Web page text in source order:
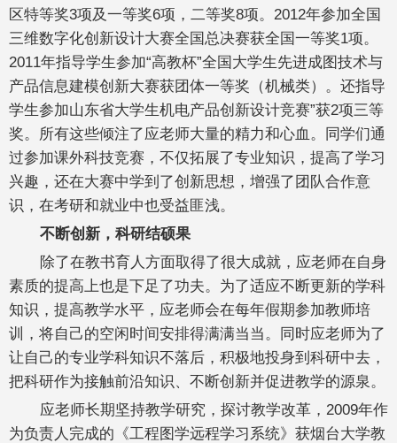
区特等奖3项及一等奖6项，二等奖8项。2012年参加全国
三维数字化创新设计大赛全国总决赛获全国一等奖1项。
2011年指导学生参加“高教杯”全国大学生先进成图技术与
产品信息建模创新大赛获团体一等奖（机械类）。还指导
学生参加山东省大学生机电产品创新设计竞赛”获2项三等
奖。所有这些倾注了应老师大量的精力和心血。同学们通
过参加课外科技竞赛，不仅拓展了专业知识，提高了学习
兴趣，还在大赛中学到了创新思想，增强了团队合作意
识，在考研和就业中也受益匪浅。
不断创新，科研结硕果
除了在教书育人方面取得了很大成就，应老师在自身
素质的提高上也是下足了功夫。为了适应不断更新的学科
知识，提高教学水平，应老师会在每年假期参加教师培
训，将自己的空闲时间安排得满满当当。同时应老师为了
让自己的专业学科知识不落后，积极地投身到科研中去，
把科研作为接触前沿知识、不断创新并促进教学的源泉。
应老师长期坚持教学研究，探讨教学改革，2009年作
为负责人完成的《工程图学远程学习系统》获烟台大学教